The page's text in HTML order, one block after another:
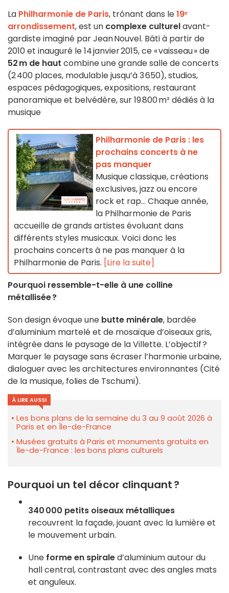
La Philharmonie de Paris, trônant dans le19ᵉ
arrondissement, est un complexe culturelavant-
gardiste imaginé par Jean Nouvel. Bâti à partir de
2010 et inauguré le 14 janvier 2015, ce « vaisseau » de
52 m de haut combine une grande salle de concerts
(2 400 places, modulable jusqu’à 3 650), studios,
espaces pédagogiques, expositions, restaurant
panoramique et belvédère, sur 19 800 m² dédiés à la
musique
Philharmonie de Paris : les
prochains concerts à ne
pas manquer
Musique classique, créations
exclusives, jazz ou encore
rock et rap... Chaque année,
la Philharmonie de Paris
accueille de grands artistes évoluant dans
différents styles musicaux. Voici donc les
prochains concerts à ne pas manquer à la
Philharmonie de Paris. [Lire la suite]
Pourquoi ressemble-t-elle à une colline
métallisée ?
Son design évoque une butte minérale, bardée
d’aluminium martelé et de mosaïque d’oiseaux gris,
intégrée dans le paysage de la Villette. L’objectif ?
Marquer le paysage sans écraser l’harmonie urbaine,
dialoguer avec les architectures environnantes (Cité
de la musique, folies de Tschumi).
À LIRE AUSSI
Les bons plans de la semaine du 3 au 9 août 2026 à
Paris et en Île-de-France
Musées gratuits à Paris et monuments gratuits en
Île-de-France : les bons plans culturels
Pourquoi un tel décor clinquant ?
340 000 petits oiseaux métalliques
recouvrent la façade, jouant avec la lumière et
le mouvement urbain.
Une forme en spiraled’aluminium autour du
hall central, contrastant avec des angles mats
et anguleux.